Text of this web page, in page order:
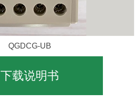
QGDCG-UB
下载说明书